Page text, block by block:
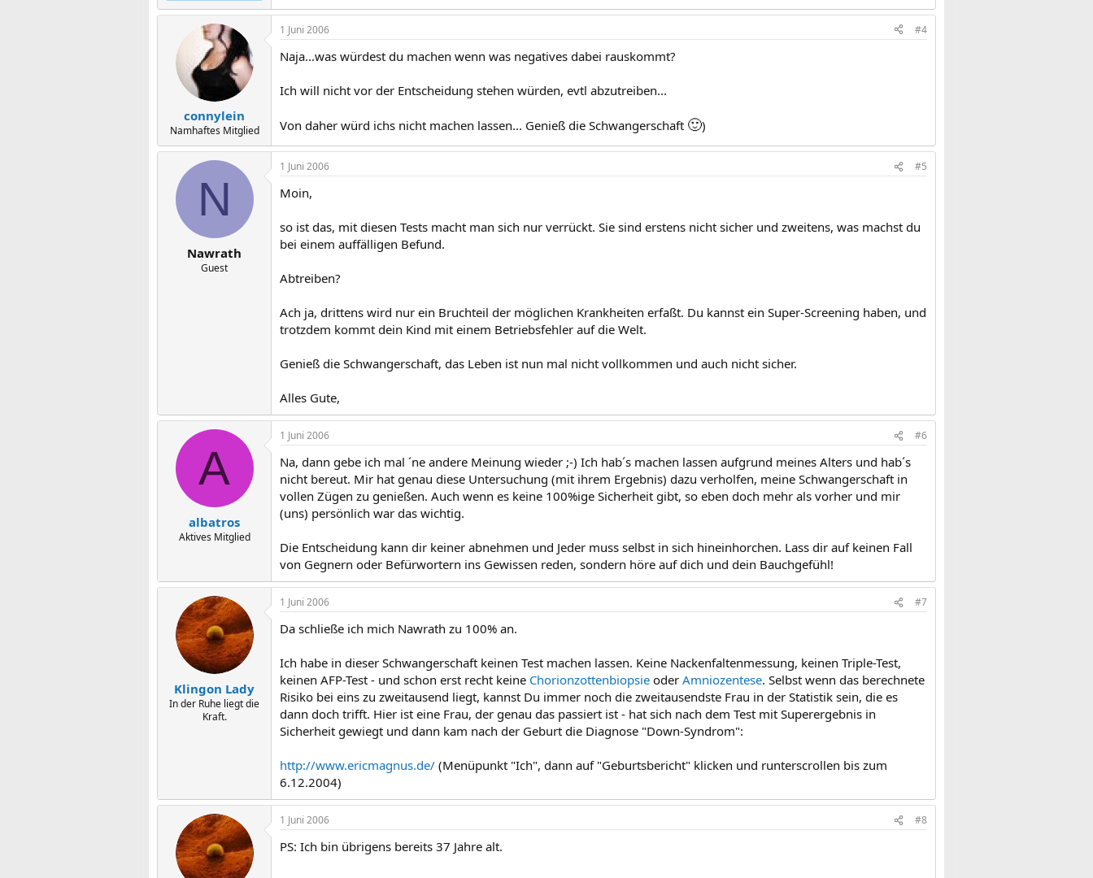
connylein
Namhaftes Mitglied
1 Juni 2006 #4
Naja...was würdest du machen wenn was negatives dabei rauskommt?
Ich will nicht vor der Entscheidung stehen würden, evtl abzutreiben...
Von daher würd ichs nicht machen lassen... Genieß die Schwangerschaft 🙂)
N
Nawrath
Guest
1 Juni 2006 #5
Moin,
so ist das, mit diesen Tests macht man sich nur verrückt. Sie sind erstens nicht sicher und zweitens, was machst du
bei einem auffälligen Befund.
Abtreiben?
Ach ja, drittens wird nur ein Bruchteil der möglichen Krankheiten erfaßt. Du kannst ein Super-Screening haben, und
trotzdem kommt dein Kind mit einem Betriebsfehler auf die Welt.
Genieß die Schwangerschaft, das Leben ist nun mal nicht vollkommen und auch nicht sicher.
Alles Gute,
A
albatros
Aktives Mitglied
1 Juni 2006 #6
Na, dann gebe ich mal ´ne andere Meinung wieder ;-) Ich hab´s machen lassen aufgrund meines Alters und hab´s
nicht bereut. Mir hat genau diese Untersuchung (mit ihrem Ergebnis) dazu verholfen, meine Schwangerschaft in
vollen Zügen zu genießen. Auch wenn es keine 100%ige Sicherheit gibt, so eben doch mehr als vorher und mir
(uns) persönlich war das wichtig.
Die Entscheidung kann dir keiner abnehmen und Jeder muss selbst in sich hineinhorchen. Lass dir auf keinen Fall
von Gegnern oder Befürwortern ins Gewissen reden, sondern höre auf dich und dein Bauchgefühl!
Klingon Lady
In der Ruhe liegt die
Kraft.
1 Juni 2006 #7
Da schließe ich mich Nawrath zu 100% an.
Ich habe in dieser Schwangerschaft keinen Test machen lassen. Keine Nackenfaltenmessung, keinen Triple-Test,
keinen AFP-Test - und schon erst recht keine Chorionzottenbiopsie oder Amniozentese. Selbst wenn das berechnete
Risiko bei eins zu zweitausend liegt, kannst Du immer noch die zweitausendste Frau in der Statistik sein, die es
dann doch trifft. Hier ist eine Frau, der genau das passiert ist - hat sich nach dem Test mit Superergebnis in
Sicherheit gewiegt und dann kam nach der Geburt die Diagnose "Down-Syndrom":
http://www.ericmagnus.de/ (Menüpunkt "Ich", dann auf "Geburtsbericht" klicken und runterscrollen bis zum
6.12.2004)
1 Juni 2006 #8
PS: Ich bin übrigens bereits 37 Jahre alt.